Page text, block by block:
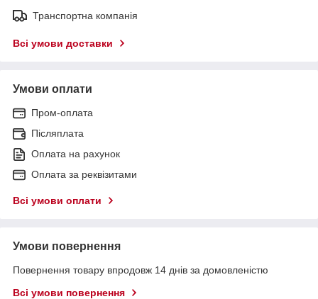
Транспортна компанія
Всі умови доставки
Умови оплати
Пром-оплата
Післяплата
Оплата на рахунок
Оплата за реквізитами
Всі умови оплати
Умови повернення
Повернення товару впродовж 14 днів за домовленістю
Всі умови повернення